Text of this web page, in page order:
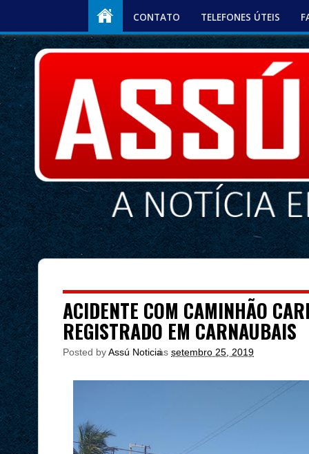
CONTATO TELEFONES ÚTEIS
ACIDENTE COM CAMINHÃO
REGISTRADO EM CARNAUBAIS
Posted byAssú Noticia
às setembro 25, 2019